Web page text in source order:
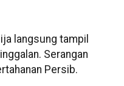
langsung tampil
Serangan
Persib.